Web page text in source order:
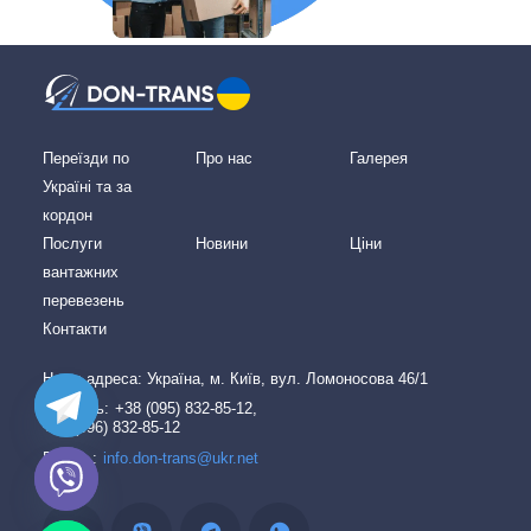
Переїзди по
Україні та за
кордон
Про нас Галерея
Послуги
вантажних
перевезень
Новини Ціни
Контакти
Наша адреcа: Україна, м. Київ, вул. Ломоносова 46/1
Дзвоніть: +38 (095) 832-85-12,
+38 (096) 832-85-12
Пишіть: info.don-trans@ukr.net